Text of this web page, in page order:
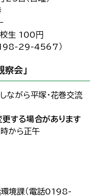
校生 100円
0198-29-4567）
会」
ながら平塚・花巻交流
する場合があります
時から正午
環境課（電話0198-